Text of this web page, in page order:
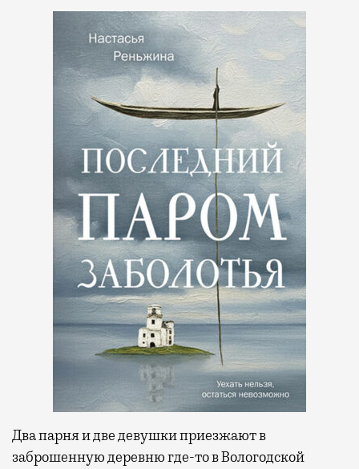
Два парня и две девушки приезжают в
заброшенную деревню где-то в Вологодской